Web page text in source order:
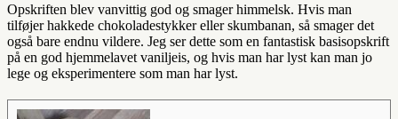
Opskriften blev vanvittig god og smager himmelsk. Hvis man
tilføjer hakkede chokoladestykker eller skumbanan, så smager det
også bare endnu vildere. Jeg ser dette som en fantastisk basisopskrift
på en god hjemmelavet vaniljeis, og hvis man har lyst kan man jo
lege og eksperimentere som man har lyst.